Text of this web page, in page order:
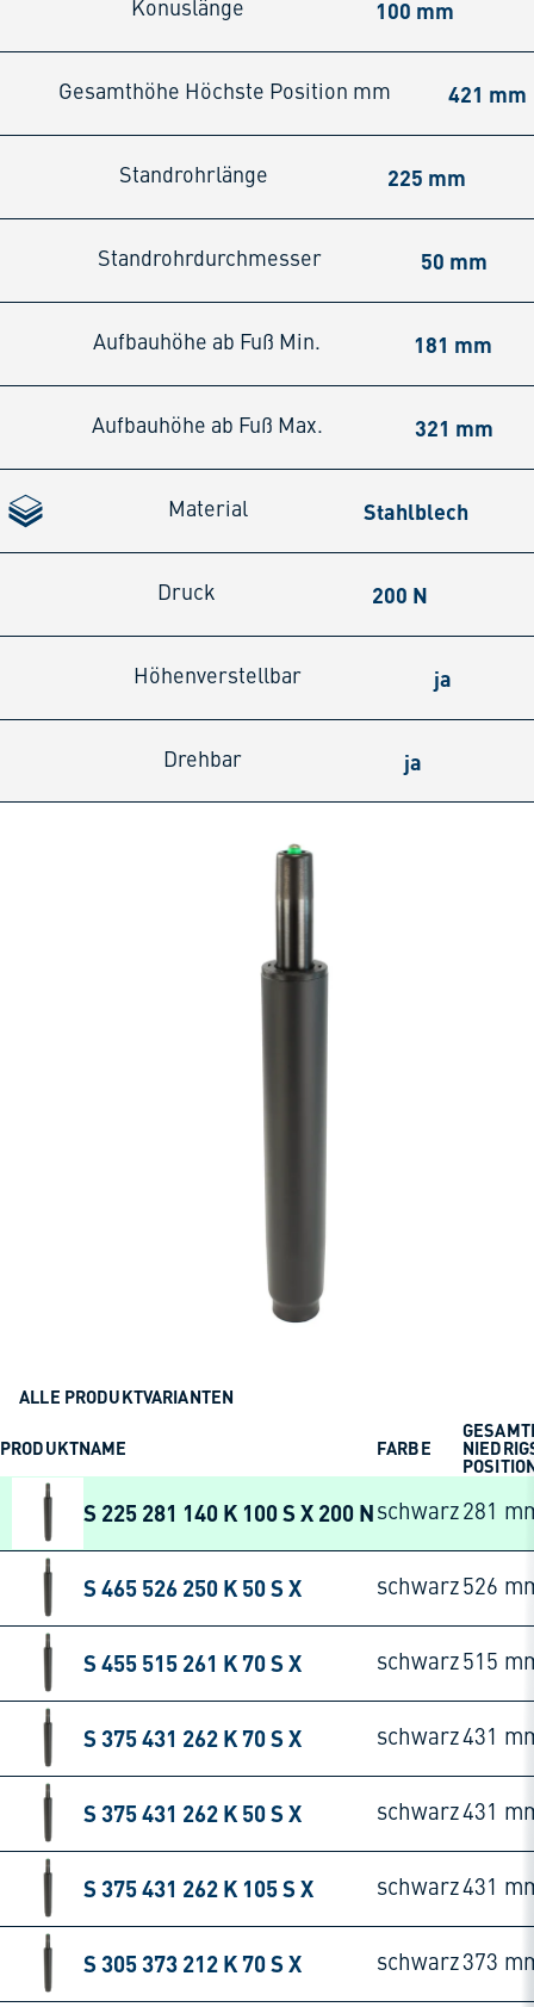
Konuslänge 100 mm
Gesamthöhe Höchste Position mm 421 mm
Standrohrlänge 225 mm
Standrohrdurchmesser 50 mm
Aufbauhöhe ab Fuß Min. 181 mm
Aufbauhöhe ab Fuß Max. 321 mm
Material Stahlblech
Druck 200 N
Höhenverstellbar ja
Drehbar ja
ALLE PRODUKTVARIANTEN
PRODUKTNAME FARBE
S 225 281 140 K 100 S X 200 N schwarz 281
S 465 526 250 K 50 S X schwarz 526
S 455 515 261 K 70 S X schwarz 515
S 375 431 262 K 70 S X schwarz431
S 375 431 262 K 50 S X schwarz431
S 375 431 262 K 105 S X schwarz431
S 305 373 212 K 70 S X schwarz373